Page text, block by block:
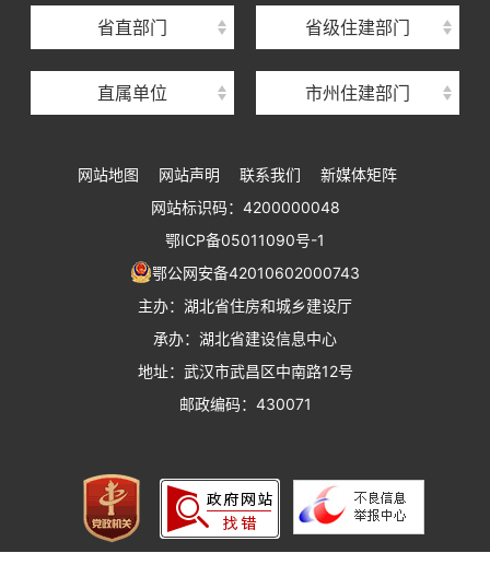
省直部门 省级住建部门
直属单位
湖北省住房保障中心
湖北省建设工程质量安全监督总站
湖北省建设工程标准定额管理总站
湖北省住建厅执业资格注册中心
湖北省城乡建设发展中心
湖北城市建设职业技术学院
市州住建部门
网站地图 网站声明 联系我们
新媒体矩阵
网站标识码：4200000048
鄂ICP备05011090号-1
鄂公网安备42010602000743
主办：湖北省住房和城乡建设厅
承办：湖北省建设信息中心
地址：武汉市武昌区中南路12号
邮政编码：430071